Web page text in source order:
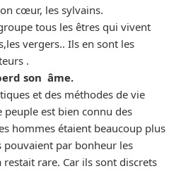
cœur, les sylvains.
tous les êtres qui vivent
vergers.. Ils en sont les
.
son âme.
et des méthodes de vie
peuple est bien connu des
hommes étaient beaucoup plus
pouvaient par bonheur les
restait rare. Car ils sont discrets